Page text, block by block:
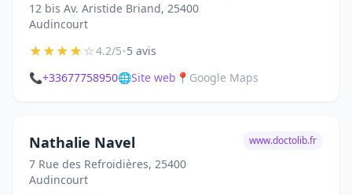
12 bis Av. Aristide Briand, 25400
Audincourt
★★★★☆4.2/5•5 avis
📞+33677758950🌐Site web 📍 Google Maps
Nathalie Navel
7 Rue des Refroidières, 25400
Audincourt
www.doctolib.fr